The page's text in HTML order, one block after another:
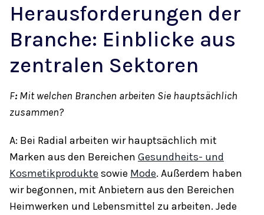
Herausforderungen der
Branche: Einblicke aus
zentralen Sektoren
F:Mit welchen Branchen arbeiten Sie hauptsächlich
zusammen?
A: Bei Radial arbeiten wir hauptsächlich mit
Marken aus den Bereichen Gesundheits- und
Kosmetikprodukte sowie Mode. Außerdem haben
wir begonnen, mit Anbietern aus den Bereichen
Heimwerken und Lebensmittel zu arbeiten. Jede